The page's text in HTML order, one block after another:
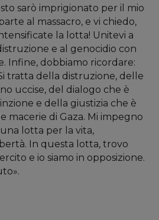
sarò imprigionato per il mio
al massacro, e vi chiedo,
la lotta! Unitevi a
e al genocidio con
Infine, dobbiamo ricordare:
tratta della distruzione, delle
uccise, del dialogo che è
e della giustizia che è
macerie di Gaza. Mi impegno
lotta per la vita,
In questa lotta, trovo
e io siamo in opposizione.